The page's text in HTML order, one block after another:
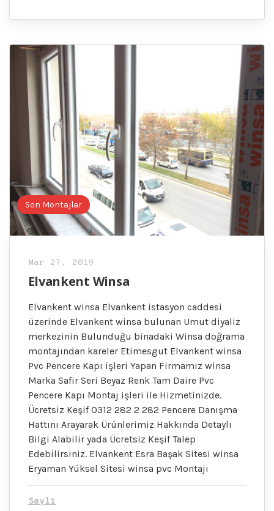
Son Montajlar
Mar 27, 2019
Elvankent Winsa
Elvankent winsa Elvankent istasyon caddesi
üzerinde Elvankent winsa bulunan Umut diyaliz
merkezinin Bulunduğu binadaki Winsa doğrama
montajından kareler Etimesgut Elvankent winsa
Pvc Pencere Kapı işleri Yapan Firmamız winsa
Marka Safir Seri Beyaz Renk Tam Daire Pvc
Pencere Kapı Montaj işleri ile Hizmetinizde.
Ücretsiz Keşif 0312 282 2 282 Pencere Danışma
Hattını Arayarak Ürünlerimiz Hakkında Detaylı
Bilgi Alabilir yada Ücretsiz Keşif Talep
Edebilirsiniz. Elvankent Esra Başak Sitesi winsa
Eryaman Yüksel Sitesi winsa pvc Montajı
Sayli